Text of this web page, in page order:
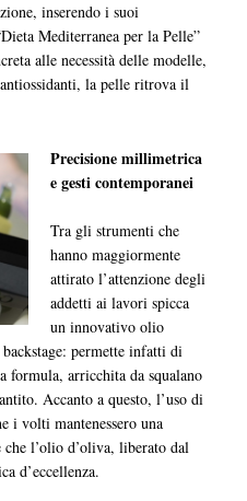
inserendo i suoi
Mediterranea per la Pelle”
alle necessità delle modelle,
la pelle ritrova il
Precisione millimetrica
e gesti contemporanei
Tra gli strumenti che
hanno maggiormente
attirato l’attenzione degli
addetti ai lavori spicca
un innovativo olio
permette infatti di
formula, arricchita da squalano
Accanto a questo, l’uso di
i volti mantenessero una
l’olio d’oliva, liberato dal
d’eccellenza.